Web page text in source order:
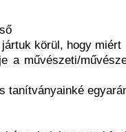
körül, hogy miért
a művészeti/
tanítványainké